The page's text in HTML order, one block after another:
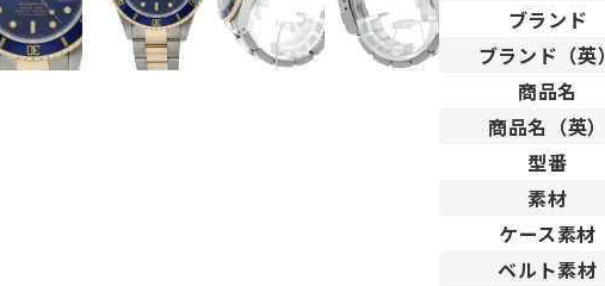
。
どの未使用品。
様品。数回使用した程度、もしくは新品に近い状態の商品。
、汚れはありますが比較的程度の良い商品。
感はありますが、キズや汚れが少なめで比較的状態の良い商品。
使用感があり、傷・汚れがあるが使用に支障が無い商品。
用感のある商品。傷や汚れなどがあり、目立つ場合があります。
ブランド
ブランド（英）
商品名
商品名（英）
型番
素材
ケース素材
ベルト素材